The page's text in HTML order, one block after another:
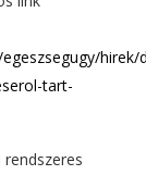
hirek/
tart-